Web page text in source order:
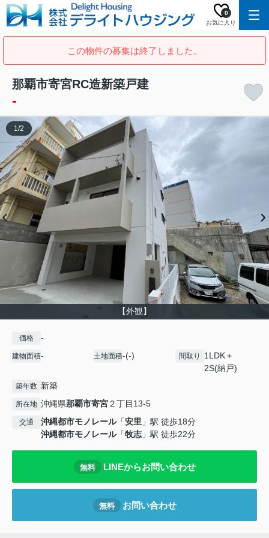
お気に入り
0
この物件の募集は終了しました。
那覇市寄宮RC造新築戸建
-
【外観】
1/2
価格 -
建物面積- 土地面積-(-) 間取り
1LDK＋
2S(納戸)
築年数 新築
所在地 沖縄県那覇市寄宮２丁目13-5
交通 沖縄都市モノレール「安里 」駅 徒歩18分
沖縄都市モノレール「牧志」駅 徒歩22分
無料 LINEからお問い合わせ
無料 お問い合わせ